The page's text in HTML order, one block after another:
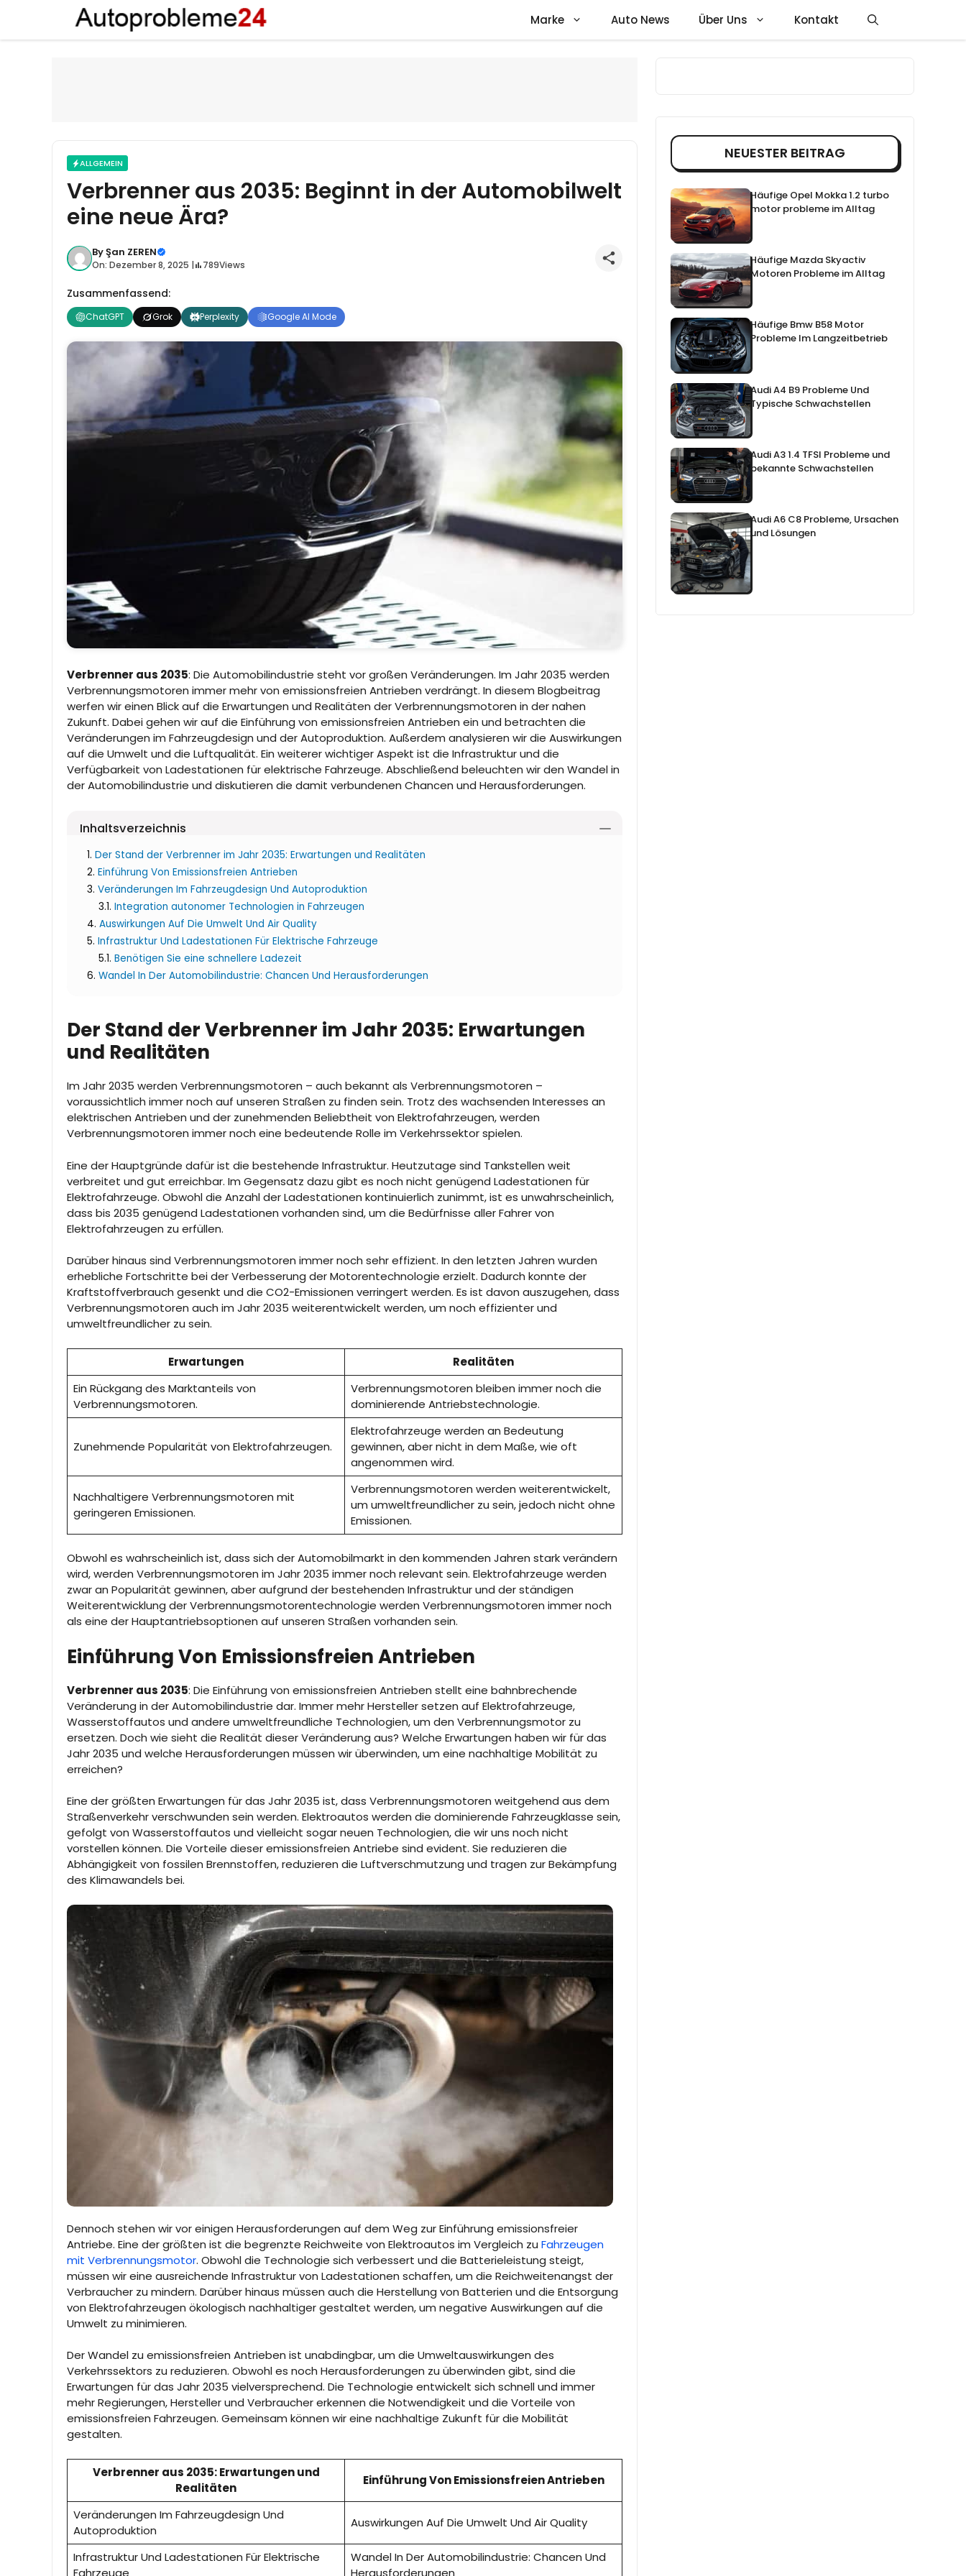
springen
Marke Auto News Über Uns Kontakt
ALLGEMEIN
Verbrenner aus 2035: Beginnt in der Automobilwelt
eine neue Ära?
ByŞan ZEREN
On: Dezember 8, 2025 | 789Views
Zusammenfassend:
ChatGPT Grok Perplexity Google AI Mode
Verbrenner aus 2035: Die Automobilindustrie steht vor großen Veränderungen. Im Jahr 2035 werden
Verbrennungsmotoren immer mehr von emissionsfreien Antrieben verdrängt. In diesem Blogbeitrag
werfen wir einen Blick auf die Erwartungen und Realitäten der Verbrennungsmotoren in der nahen
Zukunft. Dabei gehen wir auf die Einführung von emissionsfreien Antrieben ein und betrachten die
Veränderungen im Fahrzeugdesign und der Autoproduktion. Außerdem analysieren wir die Auswirkungen
auf die Umwelt und die Luftqualität. Ein weiterer wichtiger Aspekt ist die Infrastruktur und die
Verfügbarkeit von Ladestationen für elektrische Fahrzeuge. Abschließend beleuchten wir den Wandel in
der Automobilindustrie und diskutieren die damit verbundenen Chancen und Herausforderungen.
Inhaltsverzeichnis
Der Stand der Verbrenner im Jahr 2035: Erwartungen und Realitäten
Einführung Von Emissionsfreien Antrieben
Veränderungen Im Fahrzeugdesign Und Autoproduktion
Integration autonomer Technologien in Fahrzeugen
Auswirkungen Auf Die Umwelt Und Air Quality
Infrastruktur Und Ladestationen Für Elektrische Fahrzeuge
Benötigen Sie eine schnellere Ladezeit
Wandel In Der Automobilindustrie: Chancen Und Herausforderungen
Der Stand der Verbrenner im Jahr 2035: Erwartungen
und Realitäten
Im Jahr 2035 werden Verbrennungsmotoren – auch bekannt als Verbrennungsmotoren –
voraussichtlich immer noch auf unseren Straßen zu finden sein. Trotz des wachsenden Interesses an
elektrischen Antrieben und der zunehmenden Beliebtheit von Elektrofahrzeugen, werden
Verbrennungsmotoren immer noch eine bedeutende Rolle im Verkehrssektor spielen.
Eine der Hauptgründe dafür ist die bestehende Infrastruktur. Heutzutage sind Tankstellen weit
verbreitet und gut erreichbar. Im Gegensatz dazu gibt es noch nicht genügend Ladestationen für
Elektrofahrzeuge. Obwohl die Anzahl der Ladestationen kontinuierlich zunimmt, ist es unwahrscheinlich,
dass bis 2035 genügend Ladestationen vorhanden sind, um die Bedürfnisse aller Fahrer von
Elektrofahrzeugen zu erfüllen.
Darüber hinaus sind Verbrennungsmotoren immer noch sehr effizient. In den letzten Jahren wurden
erhebliche Fortschritte bei der Verbesserung der Motorentechnologie erzielt. Dadurch konnte der
Kraftstoffverbrauch gesenkt und die CO2-Emissionen verringert werden. Es ist davon auszugehen, dass
Verbrennungsmotoren auch im Jahr 2035 weiterentwickelt werden, um noch effizienter und
umweltfreundlicher zu sein.
Erwartungen
Realitäten
Ein Rückgang des Marktanteils von
Verbrennungsmotoren.
Verbrennungsmotoren bleiben immer noch die
dominierende Antriebstechnologie.
Zunehmende Popularität von Elektrofahrzeugen.
Elektrofahrzeuge werden an Bedeutung
gewinnen, aber nicht in dem Maße, wie oft
angenommen wird.
Nachhaltigere Verbrennungsmotoren mit
geringeren Emissionen.
Verbrennungsmotoren werden weiterentwickelt,
um umweltfreundlicher zu sein, jedoch nicht ohne
Emissionen.
Obwohl es wahrscheinlich ist, dass sich der Automobilmarkt in den kommenden Jahren stark verändern
wird, werden Verbrennungsmotoren im Jahr 2035 immer noch relevant sein. Elektrofahrzeuge werden
zwar an Popularität gewinnen, aber aufgrund der bestehenden Infrastruktur und der ständigen
Weiterentwicklung der Verbrennungsmotorentechnologie werden Verbrennungsmotoren immer noch
als eine der Hauptantriebsoptionen auf unseren Straßen vorhanden sein.
Einführung Von Emissionsfreien Antrieben
Verbrenner aus 2035: Die Einführung von emissionsfreien Antrieben stellt eine bahnbrechende
Veränderung in der Automobilindustrie dar. Immer mehr Hersteller setzen auf Elektrofahrzeuge,
Wasserstoffautos und andere umweltfreundliche Technologien, um den Verbrennungsmotor zu
ersetzen. Doch wie sieht die Realität dieser Veränderung aus? Welche Erwartungen haben wir für das
Jahr 2035 und welche Herausforderungen müssen wir überwinden, um eine nachhaltige Mobilität zu
erreichen?
Eine der größten Erwartungen für das Jahr 2035 ist, dass Verbrennungsmotoren weitgehend aus dem
Straßenverkehr verschwunden sein werden. Elektroautos werden die dominierende Fahrzeugklasse sein,
gefolgt von Wasserstoffautos und vielleicht sogar neuen Technologien, die wir uns noch nicht
vorstellen können. Die Vorteile dieser emissionsfreien Antriebe sind evident. Sie reduzieren die
Abhängigkeit von fossilen Brennstoffen, reduzieren die Luftverschmutzung und tragen zur Bekämpfung
des Klimawandels bei.
Dennoch stehen wir vor einigen Herausforderungen auf dem Weg zur Einführung emissionsfreier
Antriebe. Eine der größten ist die begrenzte Reichweite von Elektroautos im Vergleich zu Fahrzeugen
mit Verbrennungsmotor. Obwohl die Technologie sich verbessert und die Batterieleistung steigt,
müssen wir eine ausreichende Infrastruktur von Ladestationen schaffen, um die Reichweitenangst der
Verbraucher zu mindern. Darüber hinaus müssen auch die Herstellung von Batterien und die Entsorgung
von Elektrofahrzeugen ökologisch nachhaltiger gestaltet werden, um negative Auswirkungen auf die
Umwelt zu minimieren.
Der Wandel zu emissionsfreien Antrieben ist unabdingbar, um die Umweltauswirkungen des
Verkehrssektors zu reduzieren. Obwohl es noch Herausforderungen zu überwinden gibt, sind die
Erwartungen für das Jahr 2035 vielversprechend. Die Technologie entwickelt sich schnell und immer
mehr Regierungen, Hersteller und Verbraucher erkennen die Notwendigkeit und die Vorteile von
emissionsfreien Fahrzeugen. Gemeinsam können wir eine nachhaltige Zukunft für die Mobilität
gestalten.
Verbrenner aus 2035: Erwartungen und
Realitäten
Einführung Von Emissionsfreien Antrieben
Veränderungen Im Fahrzeugdesign Und
Autoproduktion
Auswirkungen Auf Die Umwelt Und Air Quality
Infrastruktur Und Ladestationen Für Elektrische
Fahrzeuge
Wandel In Der Automobilindustrie: Chancen Und
Herausforderungen
NEUESTER BEITRAG
Häufige Opel Mokka 1.2 turbo
motor probleme im Alltag
Häufige Mazda Skyactiv
Motoren Probleme im Alltag
Häufige Bmw B58 Motor
Probleme Im Langzeitbetrieb
Audi A4 B9 Probleme Und
Typische Schwachstellen
Audi A3 1.4 TFSI Probleme und
bekannte Schwachstellen
Audi A6 C8 Probleme, Ursachen
und Lösungen